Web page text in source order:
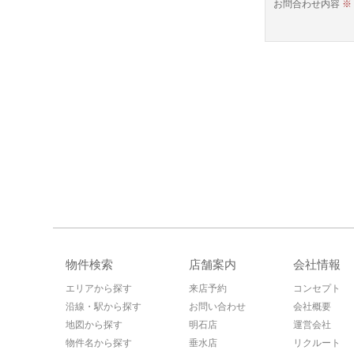
お問合わせ内容 ※
物件検索
エリアから探す
沿線・駅から探す
地図から探す
物件名から探す
店舗案内
来店予約
お問い合わせ
明石店
垂水店
会社情報
コンセプト
会社概要
運営会社
リクルート